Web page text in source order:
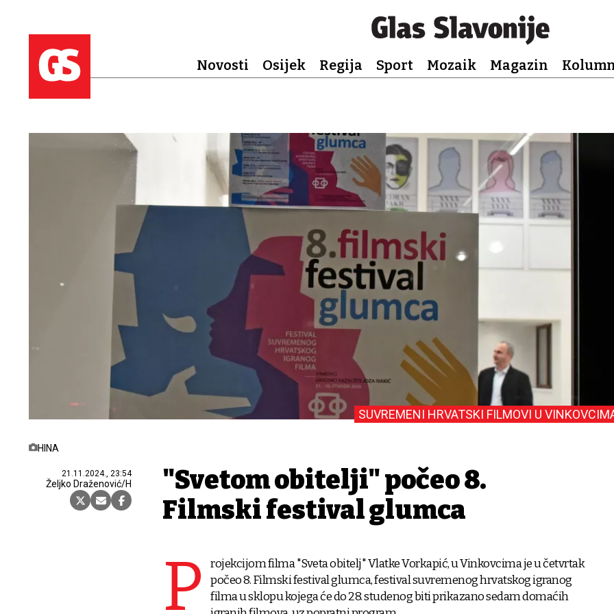
Novosti Osijek Regija Sport Mozaik Magazin
HINA
21.11.2024., 23:54
Željko Draženović/H
SUVREMENI HRVATSKI FILMOVI U
"Svetom obitelji" počeo 8.
Filmski festival glumca
P
rojekcijom filma "Sveta obitelj" Vlatke Vorkapić, u Vinkovcima je u četvrtak
počeo 8. Filmski festival glumca, festival suvremenog hrvatskog igranog
filma u sklopu kojega će do 28. studenog biti prikazano sedam domaćih